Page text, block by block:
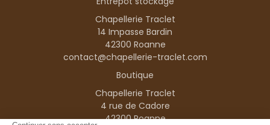
Chapellerie Traclet
14 Impasse Bardin
42300 Roanne
contact@chapellerie-traclet.com
Boutique
Chapellerie Traclet
4 rue de Cadore
42300 Roanne